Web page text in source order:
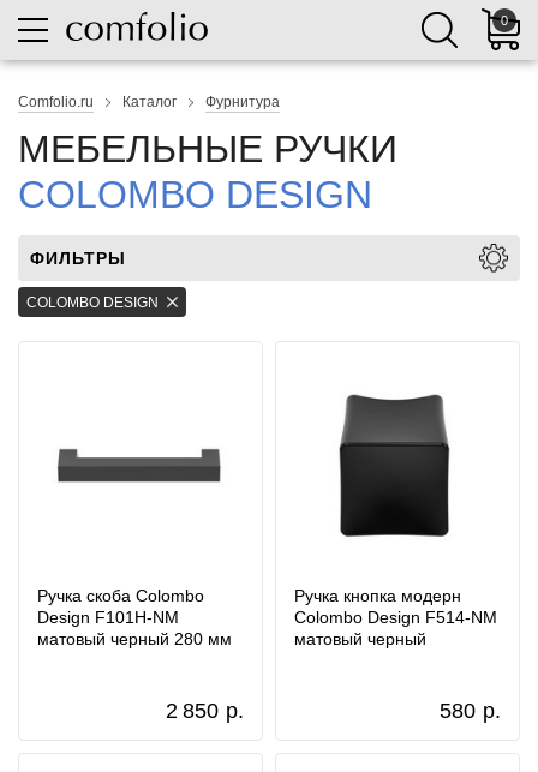
0
Comfolio.ru Каталог Фурнитура
МЕБЕЛЬНЫЕ РУЧКИ
COLOMBO DESIGN
ФИЛЬТРЫ
COLOMBO DESIGN
Ручка скоба Colombo
Design F101H-NM
матовый черный 280 мм
2 850 р.
Ручка кнопка модерн
Colombo Design F514-NM
матовый черный
580 р.